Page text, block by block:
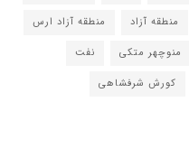
منطقه آزاد
منطقه آزاد ارس
منوچهر متکی
نفت
کورش شرفشاهی